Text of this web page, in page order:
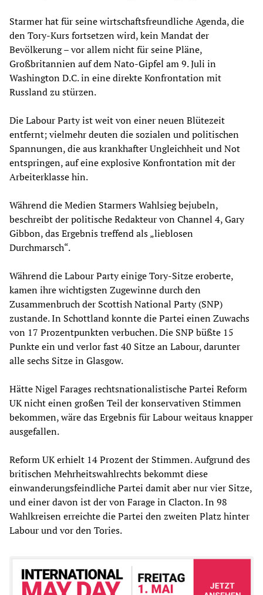
Starmer hat für seine wirtschaftsfreundliche Agenda, die
den Tory-Kurs fortsetzen wird, kein Mandat der
Bevölkerung – vor allem nicht für seine Pläne,
Großbritannien auf dem Nato-Gipfel am 9. Juli in
Washington D.C. in eine direkte Konfrontation mit
Russland zu stürzen.
Die Labour Party ist weit von einer neuen Blütezeit
entfernt; vielmehr deuten die sozialen und politischen
Spannungen, die aus krankhafter Ungleichheit und Not
entspringen, auf eine explosive Konfrontation mit der
Arbeiterklasse hin.
Während die Medien Starmers Wahlsieg bejubeln,
beschreibt der politische Redakteur von Channel 4, Gary
Gibbon, das Ergebnis treffend als „lieblosen
Durchmarsch“.
Während die Labour Party einige Tory-Sitze eroberte,
kamen ihre wichtigsten Zugewinne durch den
Zusammenbruch der Scottish National Party (SNP)
zustande. In Schottland konnte die Partei einen Zuwachs
von 17 Prozentpunkten verbuchen. Die SNP büßte 15
Punkte ein und verlor fast 40 Sitze an Labour, darunter
alle sechs Sitze in Glasgow.
Hätte Nigel Farages rechtsnationalistische Partei Reform
UK nicht einen großen Teil der konservativen Stimmen
bekommen, wäre das Ergebnis für Labour weitaus knapper
ausgefallen.
Reform UK erhielt 14 Prozent der Stimmen. Aufgrund des
britischen Mehrheitswahlrechts bekommt diese
einwanderungsfeindliche Partei damit aber nur vier Sitze,
und einer davon ist der von Farage in Clacton. In 98
Wahlkreisen erreichte die Partei den zweiten Platz hinter
Labour und vor den Tories.